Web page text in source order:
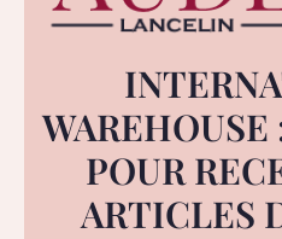
POUR
ARTICLES